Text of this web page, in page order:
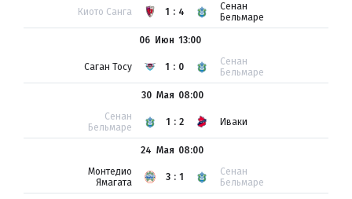
Киото Санга 1:4
Сенан
Бельмаре
06 Июн
Саган Тосу 1:0
Сенан
Бельмаре
13:00
30 Мая
Сенан
Бельмаре
1:2 Иваки
08:00
24 Мая
Монтедио
Ямагата
3:1
Сенан
Бельмаре
08:00